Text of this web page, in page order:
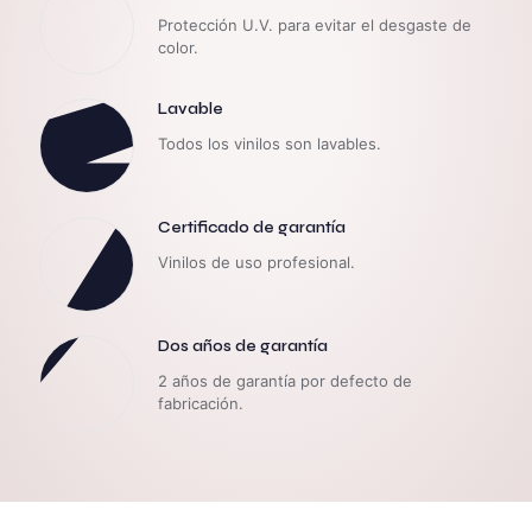
Protección U.V. para evitar el desgaste de
color.
Lavable
Todos los vinilos son lavables.
Certificado de garantía
Vinilos de uso profesional.
Dos años de garantía
2 años de garantía por defecto de
fabricación.